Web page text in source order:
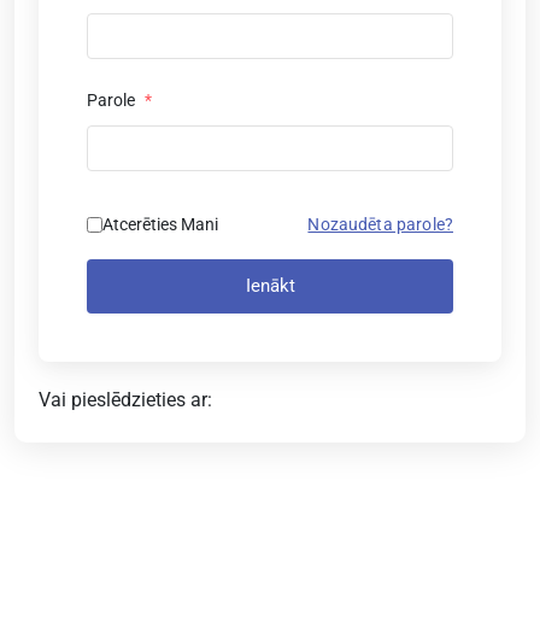
Parole *
Atcerēties Mani Nozaudēta parole?
Ienākt
Vai pieslēdzieties ar: